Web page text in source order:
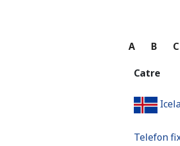
A B C
Catre
Telefon